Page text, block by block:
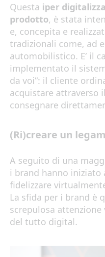
Questa iper
prodotto, è stata
e, concepita e
tradizionali come, ad
automobilistico. E’ il
implementato il
da voi”: il cliente
acquistare attraverso
consegnare
(Ri)creare un
A seguito di una
i brand hanno iniziato
fidelizzare
La sfida per i brand è
screpulosa
del tutto digital.